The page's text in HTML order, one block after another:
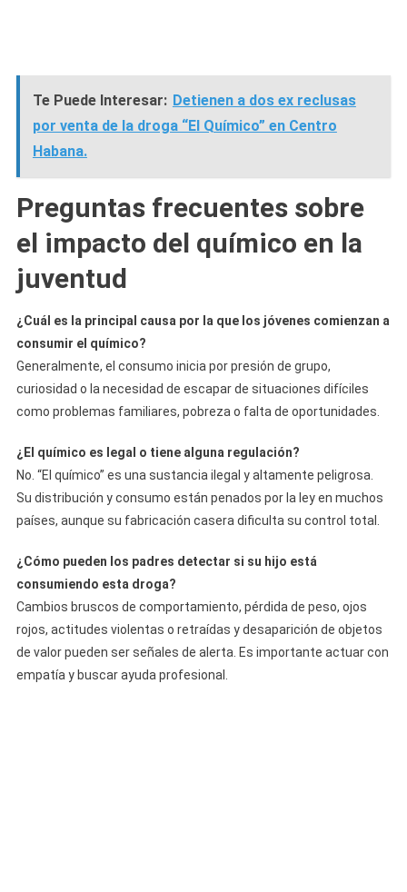
Te Puede Interesar: Detienen a dos ex reclusas
por venta de la droga “El Químico” en Centro
Habana.
Preguntas frecuentes sobre
el impacto del químico en la
juventud
¿Cuál es la principal causa por la que los jóvenes comienzan a
consumir el químico?
Generalmente, el consumo inicia por presión de grupo,
curiosidad o la necesidad de escapar de situaciones difíciles
como problemas familiares, pobreza o falta de oportunidades.
¿El químico es legal o tiene alguna regulación?
No. “El químico” es una sustancia ilegal y altamente peligrosa.
Su distribución y consumo están penados por la ley en muchos
países, aunque su fabricación casera dificulta su control total.
¿Cómo pueden los padres detectar si su hijo está
consumiendo esta droga?
Cambios bruscos de comportamiento, pérdida de peso, ojos
rojos, actitudes violentas o retraídas y desaparición de objetos
de valor pueden ser señales de alerta. Es importante actuar con
empatía y buscar ayuda profesional.